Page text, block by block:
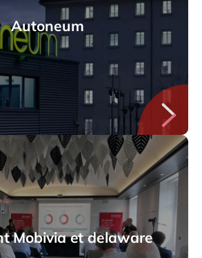
Autoneum
Mobivia et delaware